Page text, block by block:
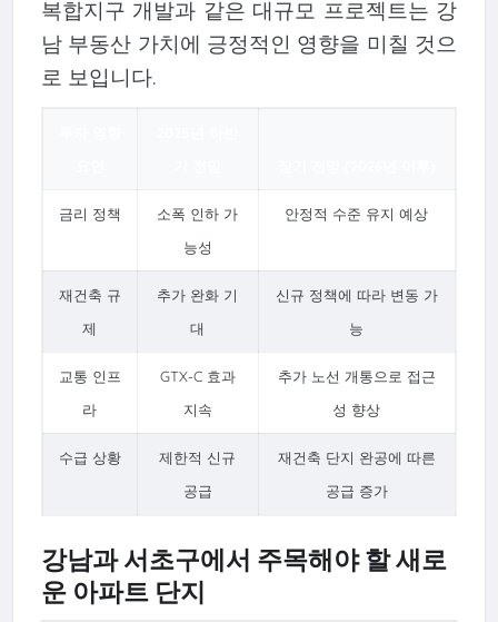
복합지구 개발과 같은 대규모 프로젝트는 강
남 부동산 가치에 긍정적인 영향을 미칠 것으
로 보입니다.
금리 정책
소폭 인하 가
능성
안정적 수준 유지 예상
재건축 규
제
추가 완화 기
대
신규 정책에 따라 변동 가
능
교통 인프
라
GTX-C 효과
지속
추가 노선 개통으로 접근
성 향상
수급 상황
제한적 신규
공급
재건축 단지 완공에 따른
공급 증가
강남과 서초구에서 주목해야 할 새로
운 아파트 단지